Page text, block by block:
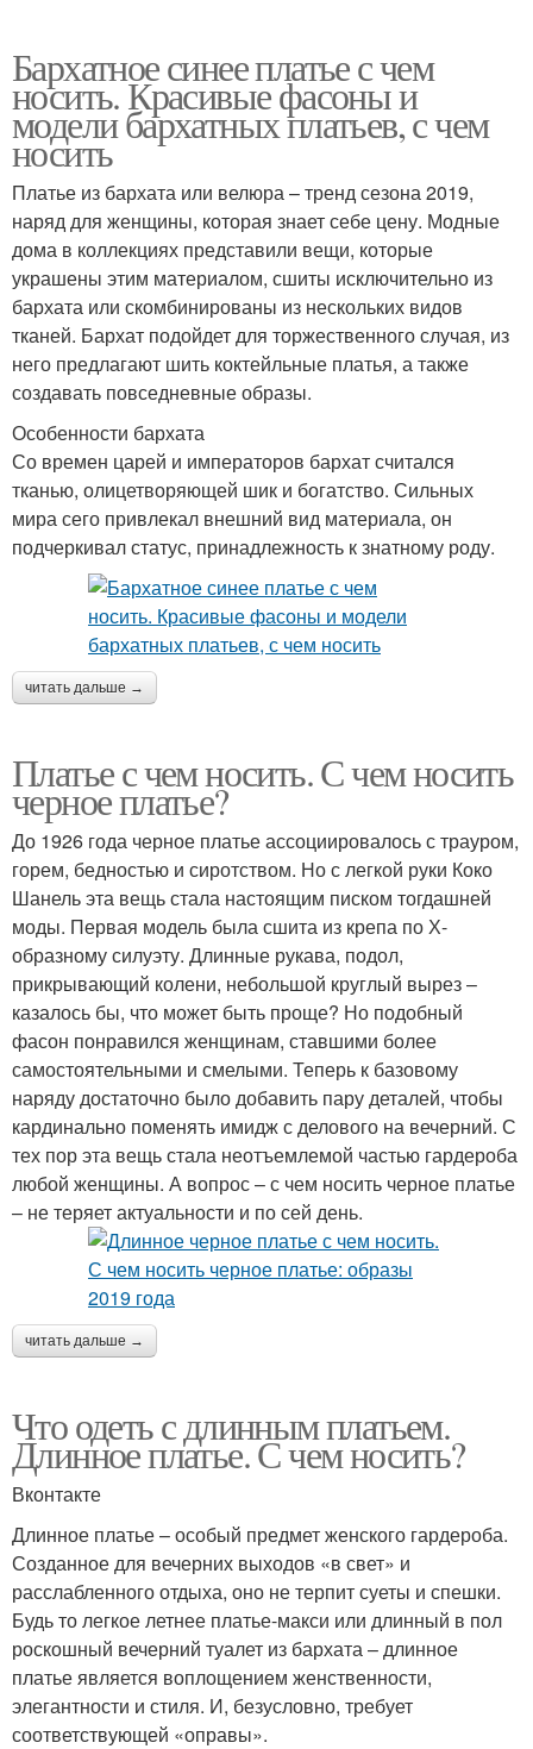
Бархатное синее платье с чем
носить. Красивые фасоны и
модели бархатных платьев, с чем
носить
Платье из бархата или велюра – тренд сезона 2019,
наряд для женщины, которая знает себе цену. Модные
дома в коллекциях представили вещи, которые
украшены этим материалом, сшиты исключительно из
бархата или скомбинированы из нескольких видов
тканей. Бархат подойдет для торжественного случая, из
него предлагают шить коктейльные платья, а также
создавать повседневные образы.
Особенности бархата
Со времен царей и императоров бархат считался
тканью, олицетворяющей шик и богатство. Сильных
мира сего привлекал внешний вид материала, он
подчеркивал статус, принадлежность к знатному роду.
читать дальше →
Платье с чем носить. С чем носить
черное платье?
До 1926 года черное платье ассоциировалось с трауром,
горем, бедностью и сиротством. Но с легкой руки Коко
Шанель эта вещь стала настоящим писком тогдашней
моды. Первая модель была сшита из крепа по Х-
образному силуэту. Длинные рукава, подол,
прикрывающий колени, небольшой круглый вырез –
казалось бы, что может быть проще? Но подобный
фасон понравился женщинам, ставшими более
самостоятельными и смелыми. Теперь к базовому
наряду достаточно было добавить пару деталей, чтобы
кардинально поменять имидж с делового на вечерний. С
тех пор эта вещь стала неотъемлемой частью гардероба
любой женщины. А вопрос – с чем носить черное платье
– не теряет актуальности и по сей день.
читать дальше →
Что одеть с длинным платьем.
Длинное платье. С чем носить?
Вконтакте
Длинное платье – особый предмет женского гардероба.
Созданное для вечерних выходов «в свет» и
расслабленного отдыха, оно не терпит суеты и спешки.
Будь то легкое летнее платье-макси или длинный в пол
роскошный вечерний туалет из бархата – длинное
платье является воплощением женственности,
элегантности и стиля. И, безусловно, требует
соответствующей «оправы».